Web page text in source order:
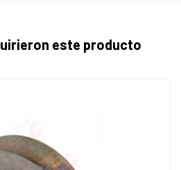
este producto